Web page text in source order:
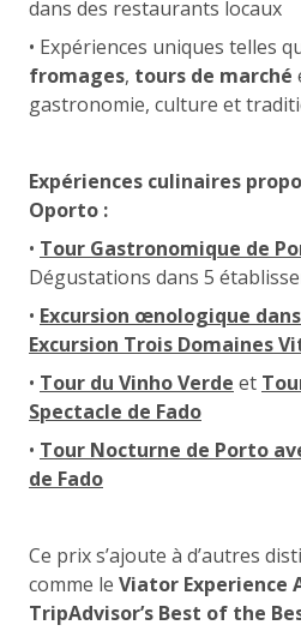
dans des restaurants locaux
• Expériences uniques telles
fromages, tours de marché
gastronomie, culture et
Expériences culinaires
Oporto :
• Tour Gastronomique de
Dégustations dans 5
• Excursion œnologique
Excursion Trois Domaines
• Tour du Vinho Verde et
Spectacle de Fado
• Tour Nocturne de Porto
de Fado
Ce prix s’ajoute à d’autres
comme le Viator Experience
TripAdvisor’s Best of the